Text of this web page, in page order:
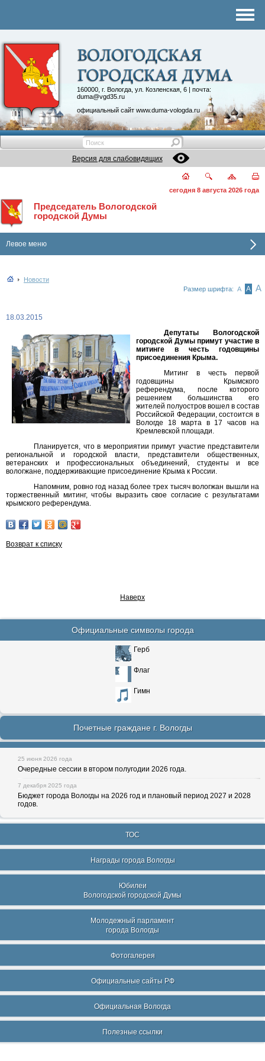
160000, г. Вологда, ул. Козленская, 6 | почта:
duma@vgd35.ru
официальный сайт www.duma-vologda.ru
Контакты
Депутатские объединения
Версия для слабовидящих
сегодня 8 августа 2026 года
Председатель Вологодской
городской Думы
Левое меню
Новости
Размер шрифта: А А А
18.03.2015
Депутаты Вологодской
городской Думы примут участие в
митинге в честь годовщины
присоединения Крыма.
Митинг в честь первой
годовщины Крымского
референдума, после которого
решением большинства его
жителей полуостров вошел в состав
Российской Федерации, состоится в
Вологде 18 марта в 17 часов на
Кремлевской площади.
Планируется, что в мероприятии примут участие представители
региональной и городской власти, представители общественных,
ветеранских и профессиональных объединений, студенты и все
вологжане, поддерживающие присоединение Крыма к России.
Напомним, ровно год назад более трех тысяч вологжан вышли на
торжественный митинг, чтобы выразить свое согласие с результатами
крымского референдума.
Возврат к списку
Наверх
Официальные символы города
Герб
Флаг
Гимн
Почетные граждане г. Вологды
25 июня 2026 года
Очередные сессии в втором полугодии 2026 года.
7 декабря 2025 года
Бюджет города Вологды на 2026 год и плановый период 2027 и 2028
годов.
ТОС
Награды города Вологды
Юбилеи
Вологодской городской Думы
Молодежный парламент
города Вологды
Фотогалерея
Официальные сайты РФ
Официальная Вологда
Полезные ссылки